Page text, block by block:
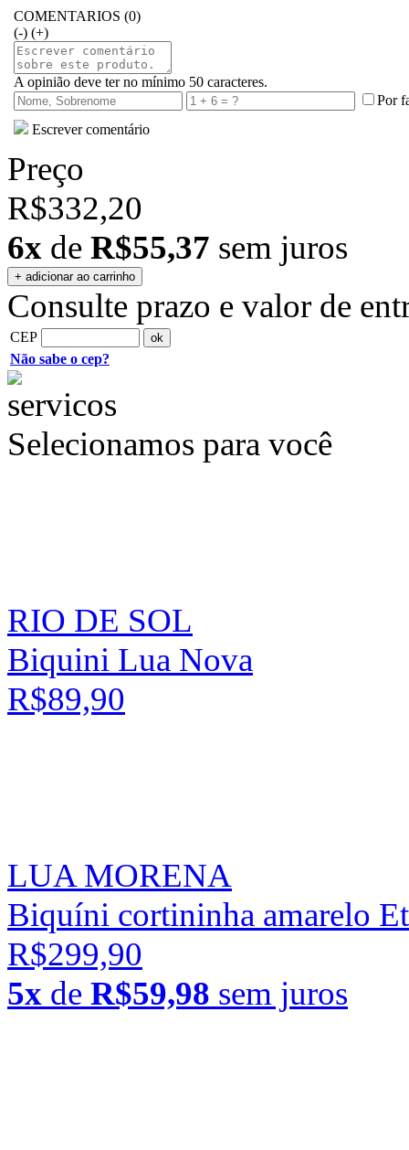
COMENTARIOS (0)
(-) (+)
A opinião deve ter no mínimo 50 caracteres.
Por
Escrever comentário
Preço
R$332,20
6x de R$55,37 sem juros
Consulte prazo e valor de
CEP
Não sabe o cep?
Selecionamos para você
RIO DE SOL
Biquini Lua Nova
R$89,90
LUA MORENA
Biquíni cortininha amarelo
R$299,90
5x de R$59,98 sem juros